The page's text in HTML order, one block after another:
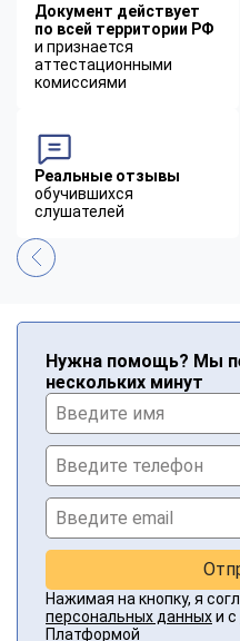
Документ действует
по всей территории РФ
и признается
аттестационными
комиссиями
Реальные отзывы
обучившихся
слушателей
Нужна помощь? Мы
нескольких минут
Нажимая на кнопку, я
персональных данныхи с
Платформой